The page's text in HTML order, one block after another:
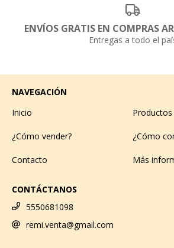
ENVÍOS GRATIS EN COMPRAS
Entregas a todo el
NAVEGACIÓN
Inicio
Productos
¿Cómo vender? ¿Cómo
Contacto Más
CONTÁCTANOS
5550681098
remi.venta@gmail.com